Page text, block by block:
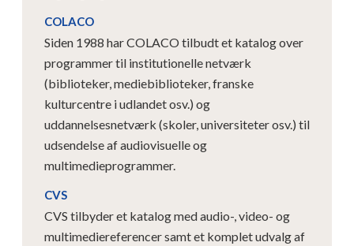
COLACO
Siden 1988 har COLACO tilbudt et katalog over
programmer til institutionelle netværk
(biblioteker, mediebiblioteker, franske
kulturcentre i udlandet osv.) og
uddannelsesnetværk (skoler, universiteter osv.) til
udsendelse af audiovisuelle og
multimedieprogrammer.
CVS
CVS tilbyder et katalog med audio-, video- og
multimediereferencer samt et komplet udvalg af